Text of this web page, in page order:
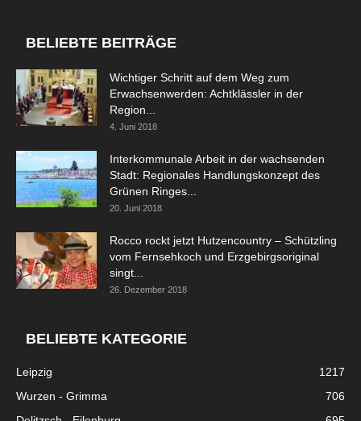
BELIEBTE BEITRÄGE
Wichtiger Schritt auf dem Weg zum
Erwachsenwerden: Achtklässler in der
Region...
4. Juni 2018
Interkommunale Arbeit in der wachsenden
Stadt: Regionales Handlungskonzept des
Grünen Ringes...
20. Juni 2018
Rocco rockt jetzt Hutzencountry – Schützling
vom Fernsehkoch und Erzgebirgsoriginal
singt...
26. Dezember 2018
BELIEBTE KATEGORIE
Leipzig
1217
Wurzen - Grimma
706